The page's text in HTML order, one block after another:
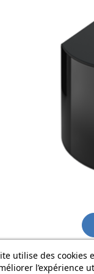
utilise des cookies
l’expérience